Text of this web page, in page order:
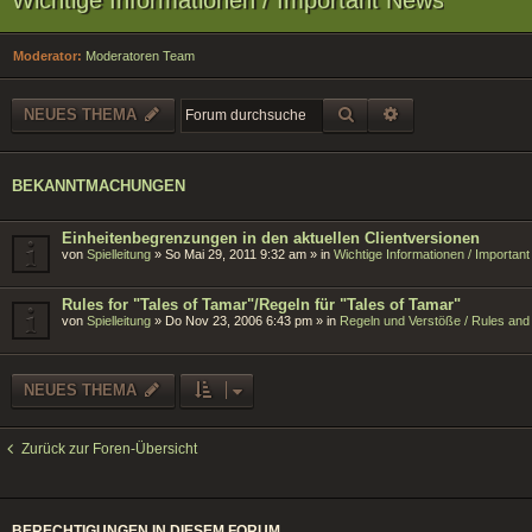
Moderator: Moderatoren Team
NEUES THEMA SUCHE
BEKANNTMACHUNGEN
Einheitenbegrenzungen in den aktuellen Clientversionen
von Spielleitung » So Mai 29, 2011 9:32 am » in Wichtige Informationen /
Rules for "Tales of Tamar"/Regeln für "Tales of Tamar"
von Spielleitung » Do Nov 23, 2006 6:43 pm » in Regeln und Verstöße / Rules and
NEUES THEMA
Zurück zur Foren-Übersicht